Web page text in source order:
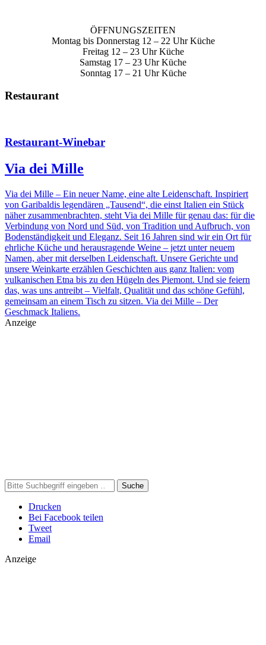
ÖFFNUNGSZEITEN
Montag bis Donnerstag 12 – 22 Uhr Küche
Freitag 12 – 23 Uhr Küche
Samstag 17 – 23 Uhr Küche
Sonntag 17 – 21 Uhr Küche
Restaurant
Restaurant-Winebar
Via dei Mille
Via dei Mille – Ein neuer Name, eine alte Leidenschaft. Inspiriert
von Garibaldis legendären „Tausend“, die einst Italien ein Stück
näher zusammenbrachten, steht Via dei Mille für genau das: für die
Verbindung von Nord und Süd, von Tradition und Aufbruch, von
Bodenständigkeit und Eleganz. Seit 16 Jahren sind wir ein Ort für
ehrliche Küche und herausragende Weine – jetzt unter neuem
Namen, aber mit derselben Leidenschaft. Unsere Gerichte und
unsere Weinkarte erzählen Geschichten aus ganz Italien: vom
vulkanischen Etna bis zu den Hügeln des Piemont. Und sie feiern
das, was uns antreibt – Vielfalt, Qualität und das schöne Gefühl,
gemeinsam an einem Tisch zu sitzen. Via dei Mille – Der
Geschmack Italiens.
Anzeige
Suche
Drucken
Bei Facebook teilen
Tweet
Email
Anzeige